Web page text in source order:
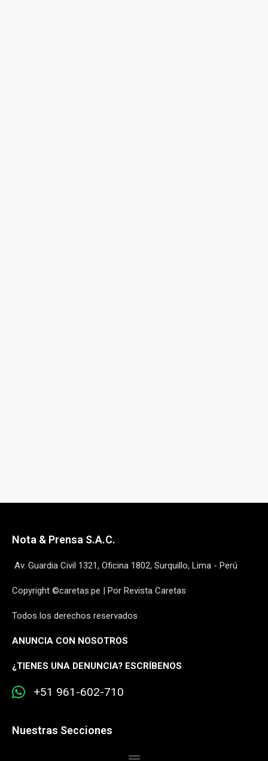
Nota & Prensa S.A.C.
Av. Guardia Civil 1321, Oficina 1802, Surquillo, Lima - Perú
Copyright ©caretas.pe | Por Revista Caretas
Todos los derechos reservados
ANUNCIA CON NOSOTROS
¿TIENES UNA DENUNCIA? ESCRÍBENOS
+51 961-602-710
Nuestras Secciones